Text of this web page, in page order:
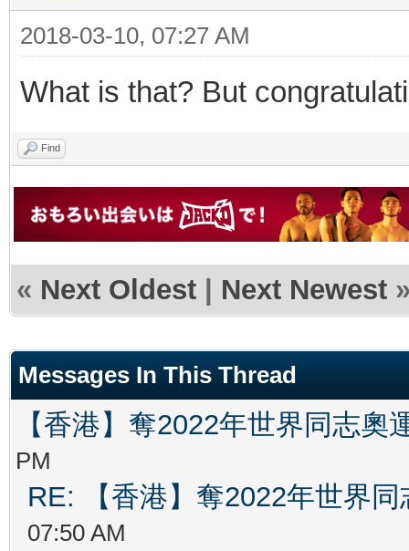
2018-03-10, 07:27 AM
What is that? But
Find
« Next Oldest | Next Newest
Messages In This Thread
【香港】奪2022年世界同志奧
PM
RE: 【香港】奪2022年世界
07:50 AM